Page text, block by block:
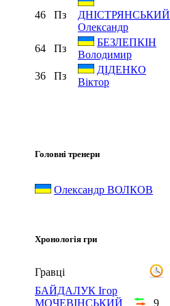
46 Пз
ДНІСТРЯНСЬКИЙ
Олександр
64 Пз
БЕЗЛЕПКІН
Володимир
36
Пз
ДІДЕНКО
Віктор
Головні тренери
Олександр ВОЛКОВ
Хронологія гри
Гравці
БАЙДАЛУК Ігор
МОЧЕВІНСЬКИЙ
9